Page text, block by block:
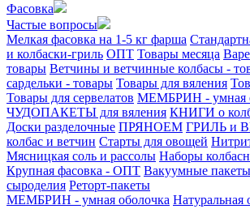
Фасовка
Частые вопросы
Мелкая фасовка на 1-5 кг фарша
и колбаски-гриль ОПТ Товары месяца
товары Ветчины и ветчинные колбасы -
сардельки - товары Товары для вяления
Товары для сервелатов МЕМБРИН - умная
ЧУДОПАКЕТЫ для вяления КНИГИ о
Доски разделочные ПРЯНОЕМ ГРИЛЬ и
колбас и ветчин Старты для овощей
Мясницкая соль и рассолы Наборы
Крупная фасовка - ОПТ Вакуумные пакеты
сыроделия Реторт-пакеты
МЕМБРИН - умная оболочка Натуральная